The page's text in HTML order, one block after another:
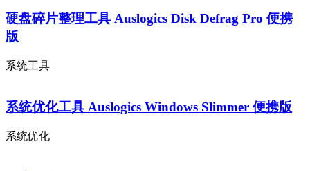
硬盘碎片整理工具 Auslogics Disk Defrag Pro 便携
版
系统工具
系统优化工具 Auslogics Windows Slimmer 便携版
系统优化